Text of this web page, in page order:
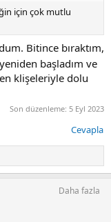
için çok mutlu
Bitince bıraktım,
başladım ve
klişeleriyle dolu
Son düzenleme: 5 Eyl 2023
Cevapla
Daha fazla